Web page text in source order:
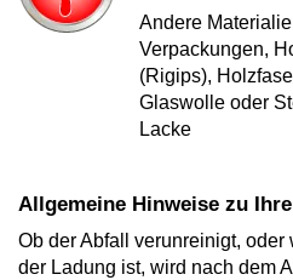
Andere
Verpackungen,
(Rigips),
Glaswolle oder
Lacke
Allgemeine Hinweise zu
Ob der Abfall verunreinigt, oder
der Ladung ist, wird nach dem